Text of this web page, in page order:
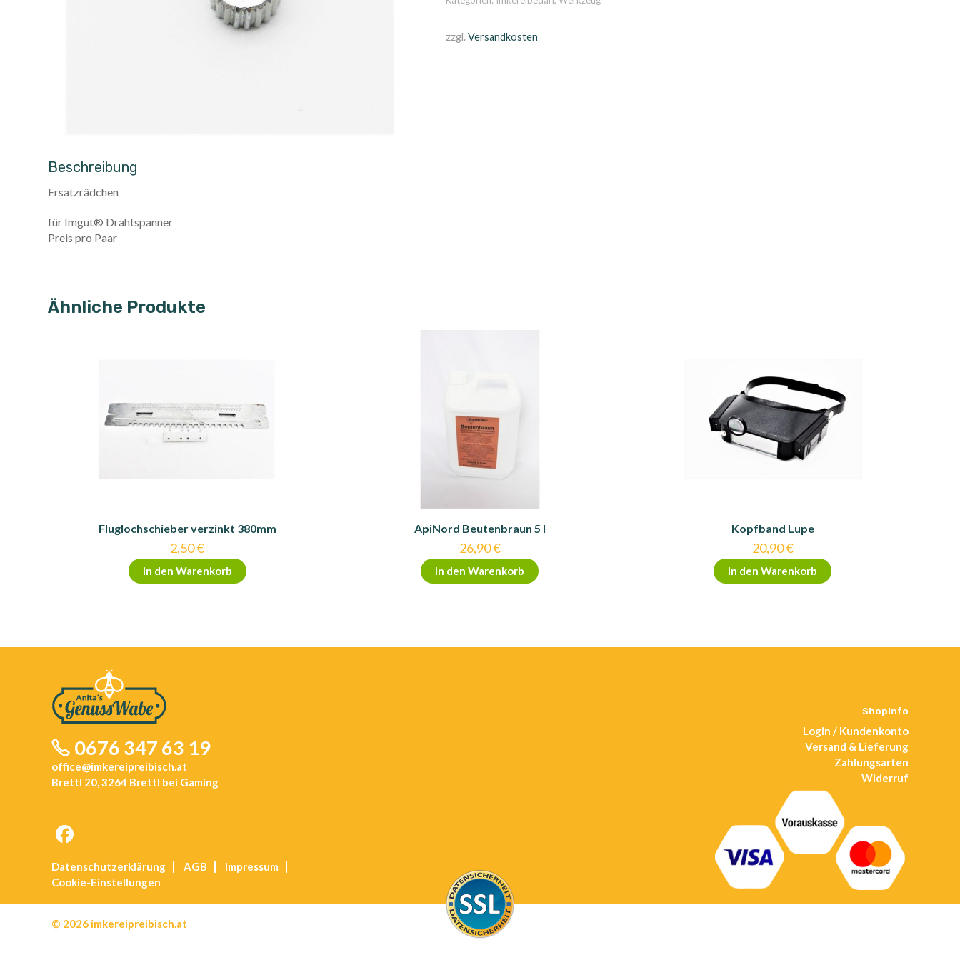
zzgl. Versandkosten
Beschreibung
Ersatzrädchen
für Imgut® Drahtspanner
Preis pro Paar
Ähnliche Produkte
Fluglochschieber verzinkt 380mm
2,50€
In den Warenkorb
ApiNord Beutenbraun 5 l
26,90€
In den Warenkorb
Kopfband Lupe
20,90€
In den Warenkorb
0676 347 63 19
office@imkereipreibisch.at
Brettl 20, 3264 Brettl bei Gaming
in
a
Datenschutz­erklärung AGB
Impressum
Cookie-Einstellungen
Shopinfo
Login / Kundenkonto
Versand & Lieferung
Zahlungsarten
Widerruf
© 2026 imkereipreibisch.at